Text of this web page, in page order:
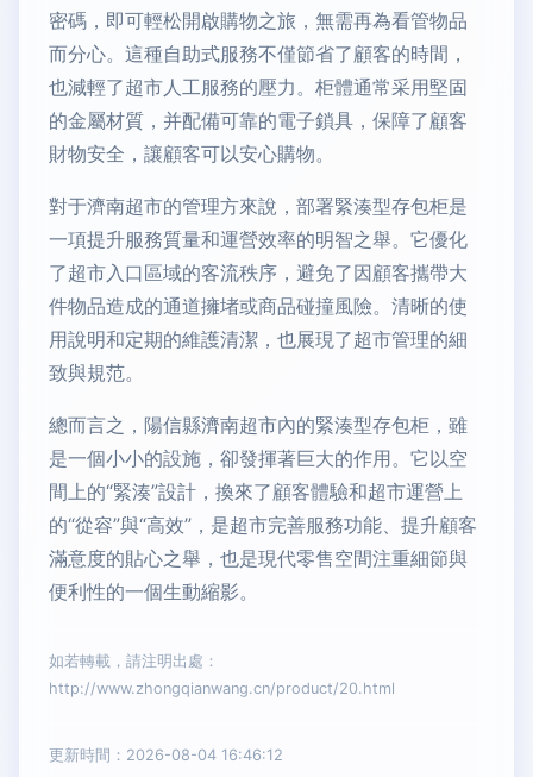
密碼，即可輕松開啟購物之旅，無需再為看管物品
而分心。這種自助式服務不僅節省了顧客的時間，
也減輕了超市人工服務的壓力。柜體通常采用堅固
的金屬材質，并配備可靠的電子鎖具，保障了顧客
財物安全，讓顧客可以安心購物。
對于濟南超市的管理方來說，部署緊湊型存包柜是
一項提升服務質量和運營效率的明智之舉。它優化
了超市入口區域的客流秩序，避免了因顧客攜帶大
件物品造成的通道擁堵或商品碰撞風險。清晰的使
用說明和定期的維護清潔，也展現了超市管理的細
致與規范。
總而言之，陽信縣濟南超市內的緊湊型存包柜，雖
是一個小小的設施，卻發揮著巨大的作用。它以空
間上的“緊湊”設計，換來了顧客體驗和超市運營上
的“從容”與“高效”，是超市完善服務功能、提升顧客
滿意度的貼心之舉，也是現代零售空間注重細節與
便利性的一個生動縮影。
如若轉載，請注明出處：
http://www.zhongqianwang.cn/product/20.html
更新時間：2026-08-04 16:46:12